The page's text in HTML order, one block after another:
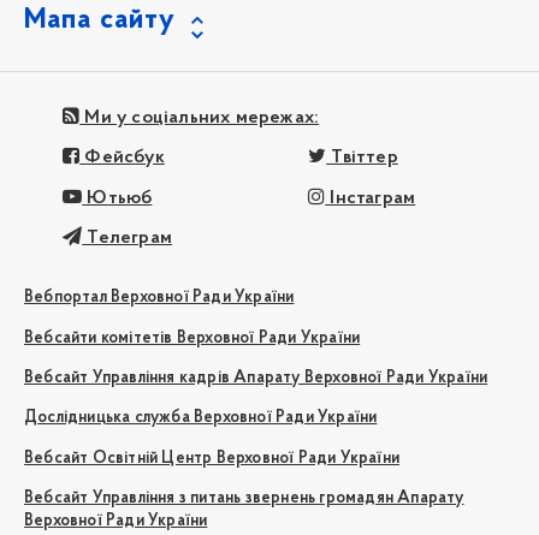
Мапа сайту
Ми у соціальних мережах:
Фейсбук Твіттер
Ютьюб Інстаграм
Телеграм
Вебпортал Верховної Ради України
Вебсайти комітетів Верховної Ради України
Вебсайт Управління кадрів Апарату Верховної Ради України
Дослідницька служба Верховної Ради України
Вебсайт Освітній Центр Верховної Ради України
Вебсайт Управління з питань звернень громадян Апарату
Верховної Ради України